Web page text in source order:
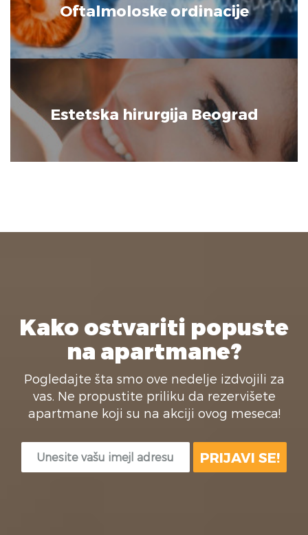
Oftalmoloske ordinacije
Estetska hirurgija Beograd
Kako ostvariti popuste
na apartmane?
Pogledajte šta smo ove nedelje izdvojili za
vas. Ne propustite priliku da rezervišete
apartmane koji su na akciji ovog meseca!